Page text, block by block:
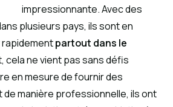
impressionnante. Avec des
plusieurs pays, ils sont en
rapidementpartout dans le
cela ne vient pas sans défis
en mesure de fournir des
manière professionnelle, ils ont